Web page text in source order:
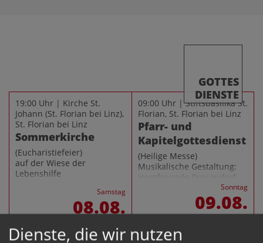
GOTTES
DIENSTE
19:00 Uhr | Kirche St.
Johann (St. Florian bei Linz),
St. Florian bei Linz
Sommerkirche
(Eucharistiefeier)
auf der Wiese der
Lebenshilfe
Samstag
08.08.
09:00 Uhr | Stiftsbasilika St.
Florian, St. Florian bei Linz
Pfarr- und
Kapitelgottesdienst
(Heilige Messe)
Musikalische Gestaltung:
Hornfreunde Drosendorf
Sonntag
09.08.
19:00 Uhr | Marienkapelle
07:00 Uhr | Marienkapelle
Dienste, die wir nutzen